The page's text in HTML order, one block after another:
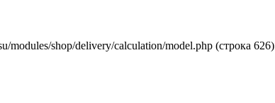
shop/delivery/calculation/model.php (строка 626)